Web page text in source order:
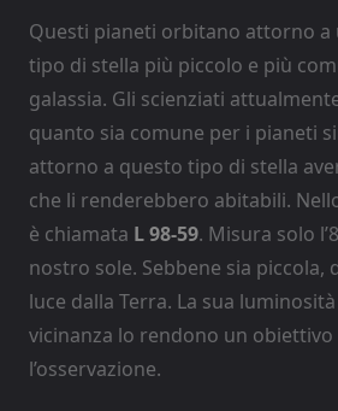
Questi pianeti orbitano attorno a
tipo di stella più piccolo e più
galassia. Gli scienziati
quanto sia comune per i pianeti
attorno a questo tipo di stella
che li renderebbero abitabili.
è chiamata L 98-59. Misura solo
nostro sole. Sebbene sia piccola,
luce dalla Terra. La sua
vicinanza lo rendono un obiettivo
l’osservazione.